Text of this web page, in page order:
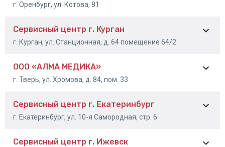
8-904-435-91-98
г. Оренбург, ул. Котова, 81
8 (3532) 56-45-97
Сервисный центр г. Курган
г. Курган, ул. Станционная, д. 64 помещение 64/2
8-3522-22-90-60
ООО «АЛМА МЕДИКА»
г. Тверь, ул. Хромова, д. 84, пом. 33
сот
Сервисный центр г. Екатеринбург
г. Екатеринбург, ул. 10-я Самородная, стр. 6
Сервисный центр г. Ижевск